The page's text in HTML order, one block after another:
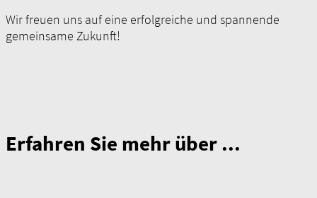
Wir freuen uns auf eine erfolgreiche und spannende
gemeinsame Zukunft!
Erfahren Sie mehr über ...